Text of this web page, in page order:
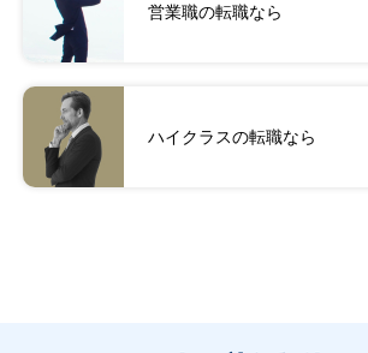
営業職の転職なら
ハイクラスの転職なら